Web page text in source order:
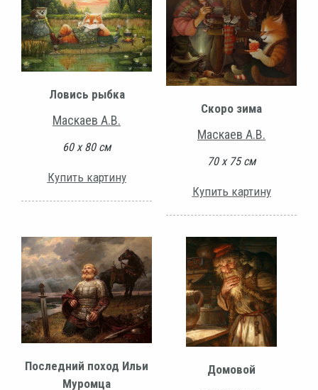
Ловись рыбка
Маскаев А.В.
60 х 80 см
Купить картину
Скоро зима
Маскаев А.В.
70 х 75 см
Купить картину
Последний поход Ильи
Муромца
Домовой